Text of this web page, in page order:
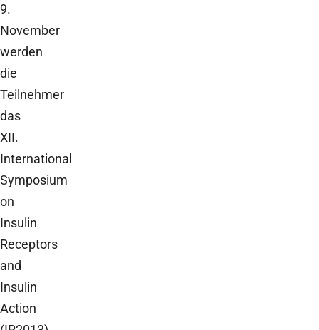
9.
November
werden
die
Teilnehmer
das
XII.
International
Symposium
on
Insulin
Receptors
and
Insulin
Action